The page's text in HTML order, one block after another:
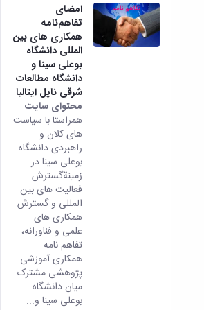
امضای
تفاهم‌نامه‌
همکاری های بین
المللی دانشگاه
بوعلی سینا و
دانشگاه مطالعات
شرقی ناپل ایتالیا
محتوای سایت
همراستا با سیاست
های کلان و
راهبردی دانشگاه
بوعلی سینا در
زمینةگسترش
فعالیت های بین
المللی و گسترش
همکاری های
علمی و فناورانه،
تفاهم ‌نامه‌
همکاری آموزشی -
پژوهشی مشترک
میان دانشگاه
بوعلی سینا و...